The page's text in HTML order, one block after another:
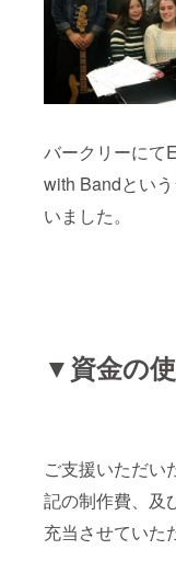
バークリーにて
with Bandとい
いました。
▼資金の
ご支援いただい
記の制作費、及
充当させていた